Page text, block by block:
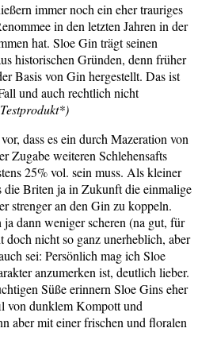
immer noch ein eher trauriges
in den letzten Jahren in der
hat. Sloe Gin trägt seinen
historischen Gründen, denn früher
Basis von Gin hergestellt. Das ist
und auch rechtlich nicht
dass es ein durch Mazeration von
Zugabe weiteren Schlehensafts
25% vol. sein muss. Als kleiner
die Briten ja in Zukunft die einmalige
strenger an den Gin zu koppeln.
dann weniger scheren (na gut, für
nicht so ganz unerheblich, aber
sei: Persönlich mag ich Sloe
anzumerken ist, deutlich lieber.
Süße erinnern Sloe Gins eher
von dunklem Kompott und
aber mit einer frischen und floralen